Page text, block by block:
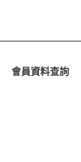
會員資料查詢